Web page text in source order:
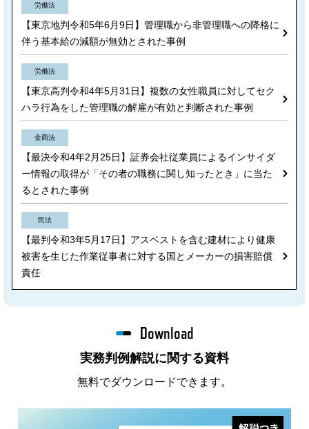
労働法
【東京地判令和5年6月9日】管理職から非管理職への降格に
伴う基本給の減額が無効とされた事例
労働法
【東京高判令和4年5月31日】複数の女性職員に対してセク
ハラ行為をした管理職の解雇が有効と判断された事例
金商法
【最決令和4年2月25日】証券会社従業員によるインサイダ
ー情報の取得が「その者の職務に関し知ったとき」に当た
るとされた事例
民法
【最判令和3年5月17日】アスベストを含む建材により健康
被害を生じた作業従事者に対する国とメーカーの損害賠償
責任
実務判例解説に関する資料
Download
無料でダウンロードできます。